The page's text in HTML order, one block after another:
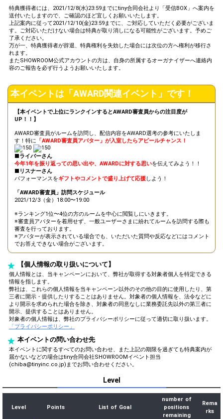
特典獲得者には、2021/12/8(水)23:59までにtiny合同会社より「受信BOX」へ案内を
送付いたしますので、ご確認のほど宜しくお願いいたします。
上記案内に従って2021/12/10(金)23:59までに、ご対応していただく必要がございま
す。ご対応いただけない場合は特典が取り消しになる可能性がございます。予めご
了承ください。
万が一、特典獲得者が辞退、特典権利を失効した場合には次位の方へ権利が移行さ
れます。
またSHOWROOM公式アカウントの方は、自身の所属するオーガナイザーへ連絡内
容のご報告を必ず行うようお願いいたします。
本イベントは「AWARD関連イベント」です！
【本イベントで上位にランクインするとAWARD審査員からの注目度が
UP！！】
AWARD審査員がルームを訪問し、配信内容をAWARD選考の参考にいたしま
す！特に 「AWARD審査員アバター」が入室したらアピールチャンス！
■ライバーさん
今年1年を振り返っての思い出や、AWARDに対する思いを伝えてみよう！！
■リスナーさん
パフォーマンスをギフトやコメントで盛り上げて応援しよう！
「AWARD審査員」訪問スケジュール
2021/12/3（金）18:00〜19:00
※ランキング1位〜4位の方のルームを中心に閲覧しにいきます。
※審査員アバターを着用せず、一般ユーザーさまに紛れてルームを訪問する際も
審査を行っております。
※アバターが表示されている場合でも、いただいた質問や反応などにはコメント
でお答えできない場合がございます。
【個人情報の取り扱いについて】
個人情報とは、当キャンペーンにおいて、弊社が取得する対象者個人を特定できる
情報を指します。
弊社は、これらの個人情報を当キャンペーン以外のその他の目的に使用したり、第
三者に開示・提供したりすることはありません。対象者の個人情報を、法令などに
より開示を求められた場合を除き、対象者の同意なしに業務委託先以外の第三者に
開示、提供することはありません。
対象者の個人情報は、弊社のプライバシーポリシーに従って適切に取り扱います。
「プライバシーポリシー」
本イベントの問い合わせ先
本イベントに関するすべてのお問い合わせ、また上記の期限を過ぎても特典案内が
届かないなどの場合はtiny合同会社SHOWROOMイベント担当
(chiba@tinyinc.co.jp)までお問い合わせください。
Level
Level Points List of Goal
number of
positions
remaining
Rema
rks